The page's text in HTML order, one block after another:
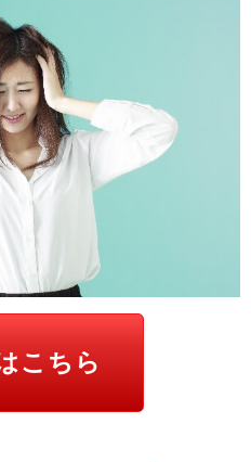
こちら